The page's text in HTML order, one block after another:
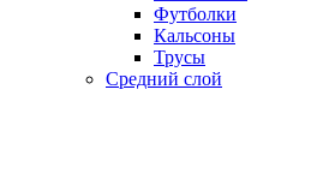
Футболки
Кальсоны
Трусы
Средний слой